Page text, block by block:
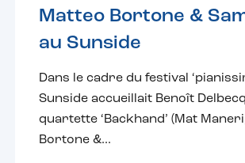
Matteo Bortone &
au Sunside
Dans le cadre du festival
Sunside accueillait Benoît
quartette ‘Backhand’ (Mat
Bortone &...